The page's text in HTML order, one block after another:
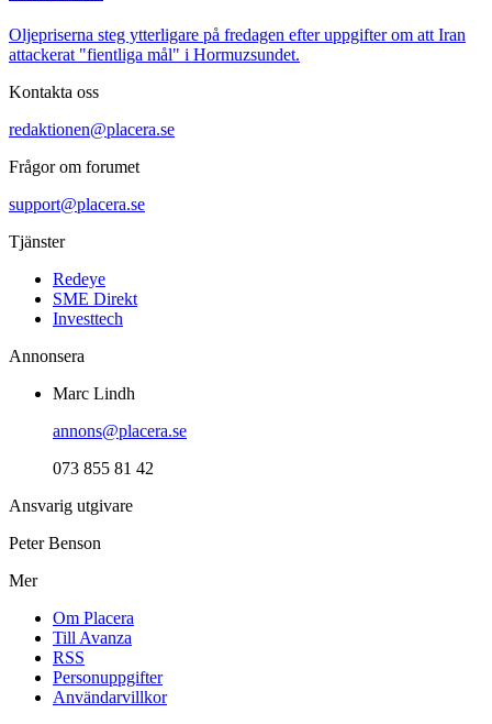
Oljepriserna steg ytterligare på fredagen efter uppgifter om att Iran
attackerat "fientliga mål" i Hormuzsundet.
Kontakta oss
redaktionen@placera.se
Frågor om forumet
support@placera.se
Tjänster
Redeye
SME Direkt
Investtech
Annonsera
Marc Lindh
annons@placera.se
073 855 81 42
Ansvarig utgivare
Peter Benson
Mer
Om Placera
Till Avanza
RSS
Personuppgifter
Användarvillkor